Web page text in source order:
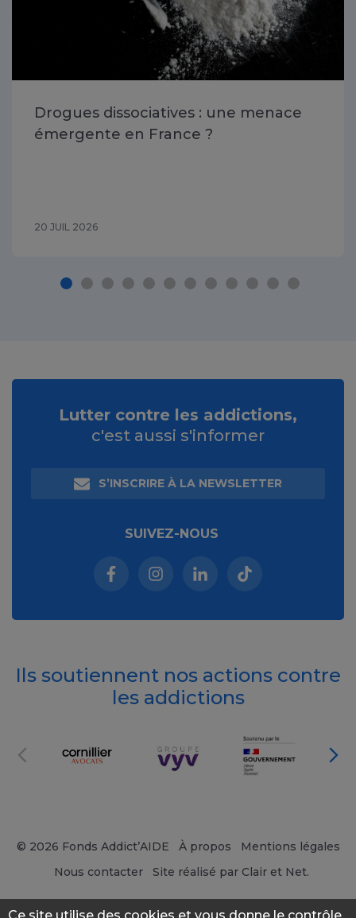
Drogues dissociatives : une menace
émergente en France ?
20 JUIL 2026
Lutter contre les addictions,
c'est aussi s'informer
S’INSCRIRE À LA NEWSLETTER
SUIVEZ-NOUS
Facebook (nouvelle fenêtre)
Instagram (nouvelle fenêtre)
Linkedin (nouvelle
Tiktok (nouvelle
Ils soutiennent nos actions contre
les addictions
© 2026 Fonds Addict’AIDE À propos
Mentions légales
Nous contacter
Site réalisé par Clair et Net.